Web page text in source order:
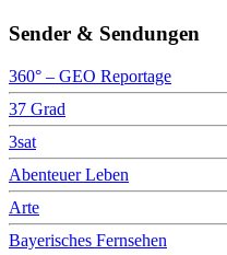
Sender & Sendungen
360° – GEO Reportage
37 Grad
3sat
Abenteuer Leben
Arte
Bayerisches Fernsehen